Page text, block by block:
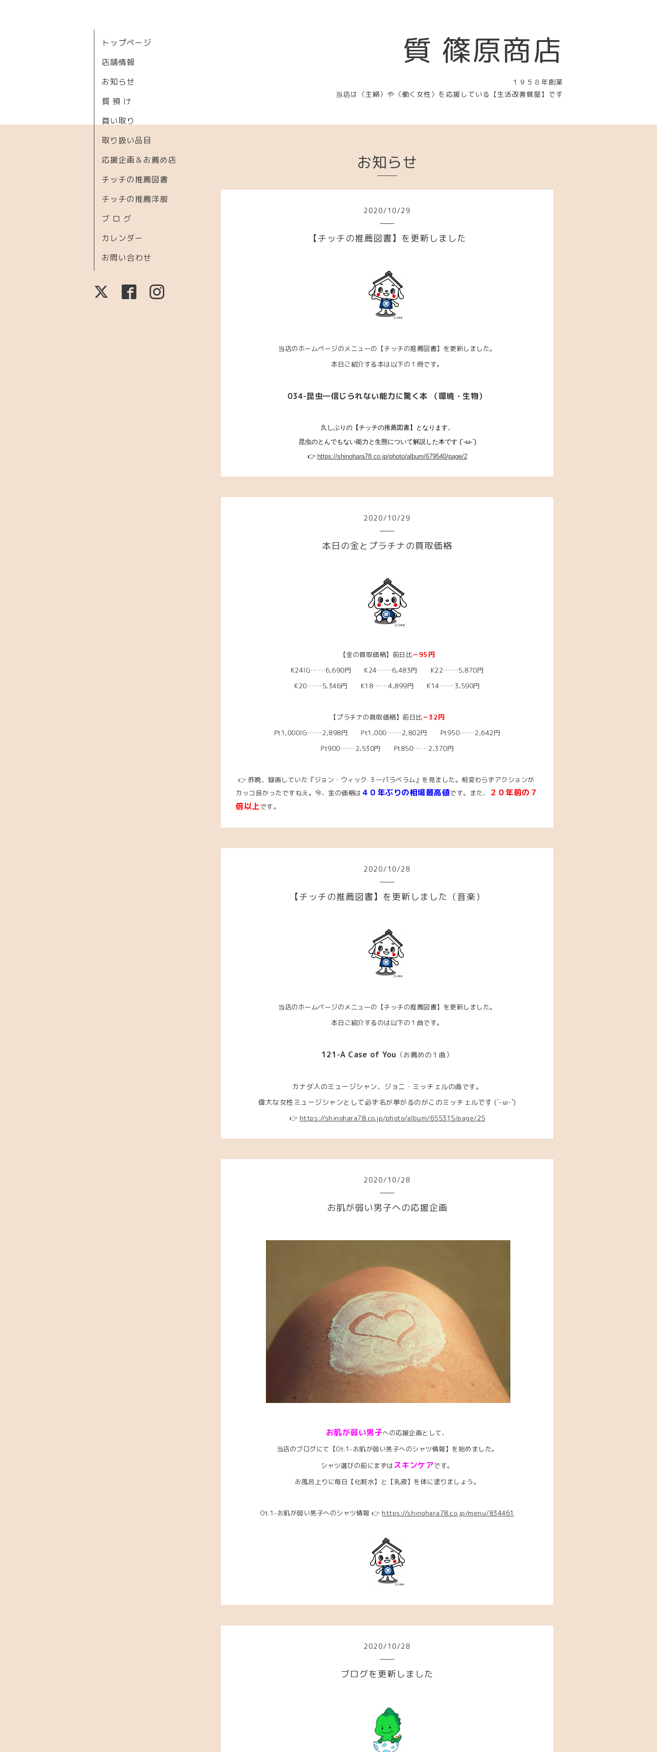
質 篠原商店
１９５８年創業
当店は〈主婦〉や〈働く女性〉を応援している【生活改善質屋】です
トップページ
店舗情報
お知らせ
質 預 け
買い取り
取り扱い品目
応援企画＆お薦め店
チッチの推薦図書
チッチの推薦洋服
ブ ロ グ
カレンダー
お問い合わせ
お知らせ
2020/ 10/29
【チッチの推薦図書】を更新しました
当店のホームページのメニューの【チッチの推薦図書】を更新しました。
本日ご紹介する本は以下の１冊です。
034-昆虫―信じられない能力に驚く本 （環境・生物）
久しぶりの【チッチの推薦図書】となります。
昆虫のとんでもない能力と生態について解説した本です (´-ω-`)
👉 https://shinohara78.co.jp/photo/album/679540/page/2
2020/ 10/29
本日の金とプラチナの買取価格
【金の買取価格】前日比－95円
K24IG……6,690円 K24……6,483円 K22……5,870円
K20……5,346円 K18……4,899円 K14……3,590円
【プラチナの買取価格】前日比－32円
Pt1,000IG……2,898円 Pt1,000……2,802円 Pt950……2,642円
Pt900……2,530円 Pt850……2,370円
👉 昨晩、録画していた『ジョン・ウィック ３―パラベラム』を見ました。相変わらずアクションが
カッコ良かったですねえ。 今、金の価格は ４０年ぶりの相場最高値です。また、
２０年前の７
倍以上です。
2020/ 10/28
【チッチの推薦図書】を更新しました（音楽）
当店のホームページのメニューの【チッチの推薦図書】を更新しました。
本日ご紹介するのは以下の１曲です。
121-A Case of You （お薦めの１曲）
カナダ人のミュージシャン、ジョニ・ミッチェルの曲 です。
偉大な女性ミュージシャンとして必ず名が挙がるのがこのミッチェルです (´-ω-`)
👉 https://shinohara78.co.jp/photo/album/655315/page/25
2020/ 10/28
お肌が弱い男子への応援企画
お肌が弱い男子への応援企画として、
当店のブログにて【Ot.1-お肌が弱い男子へのシャツ情報】を始めました。
シャツ選びの前にまずは スキンケアです。
お風呂上りに毎日【化粧水】と【乳液】を体に塗りましょう。
Ot.1-お肌が弱い男子へのシャツ情報 👉 https://shinohara78.co.jp/menu/834461
2020/ 10/28
ブログを更新しました